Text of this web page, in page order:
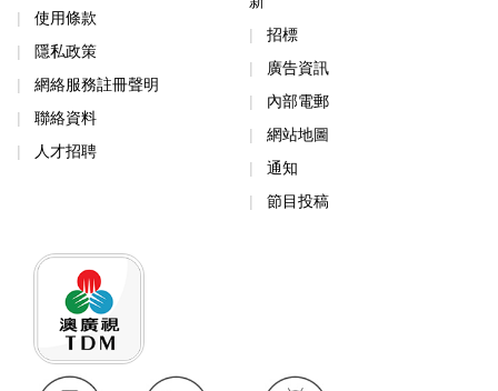
使用條款
隱私政策
網絡服務註冊聲明
聯絡資料
人才招聘
招標
廣告資訊
內部電郵
網站地圖
通知
節目投稿